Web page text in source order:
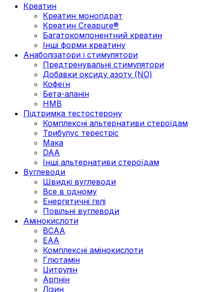
Креатин
Креатин моногідрат
Креатин Creapure®
Багатокомпонентний креатин
Інші форми креатину
Анаболізатори і стимулятори
Предтренувальні стимулятори
Добавки оксиду азоту (NO)
Кофеїн
Бета-аланін
HMB
Підтримка тестостерону
Комплексні альтернативи стероїдам
Трибулус терестріс
Мака
DAA
Інші альтернативи стероїдам
Вуглеводи
Швидкі вуглеводи
Все в одному
Енергетичні гелі
Повільні вуглеводи
Амінокислоти
BCAA
EAA
Комплексні амінокислоти
Глютамін
Цитрулін
Аргінін
Лізин